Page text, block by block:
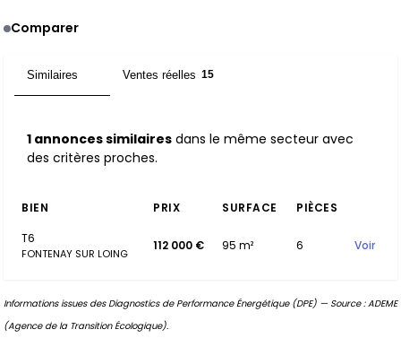
Comparer
Similaires Ventes réelles 15
1 annonces similaires dans le même secteur avec
des critères proches.
BIEN PRIX SURFACE
PIÈCES
T6
FONTENAY SUR LOING
112 000 € 95 m² 6 Voir
Informations issues des Diagnostics de Performance Énergétique (DPE) — Source : ADEME
(Agence de la Transition Écologique).